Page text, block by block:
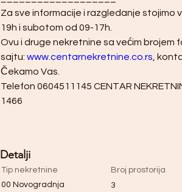
Za sve informacije i razgledanje stojimo
19h i subotom od 09-17h.
Ovu i druge nekretnine sa većim
sajtu: www.centarnekretnine.co.rs ,
Čekamo Vas.
Telefon 0604511145 CENTAR
1466
Detalji
Tip nekretnine
00 Novogradnja
Broj prostorija
3